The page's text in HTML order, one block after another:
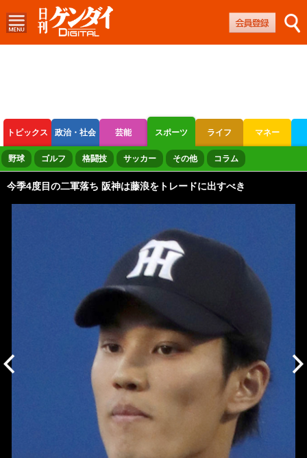
トピックス 政治・社会 芸能 スポーツ ライフ マネー
ボートレース 競輪 オートレース
野球 ゴルフ 格闘技 サッカー その他 コラム
今季4度目の二軍落ち 阪神は藤浪をトレードに出すべき